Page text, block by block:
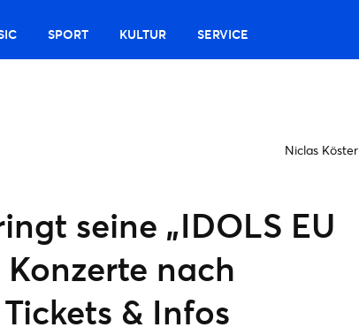
SPORT KULTUR SERVICE
Niclas Köster
seine „IDOLS EU
Konzerte nach
& Infos